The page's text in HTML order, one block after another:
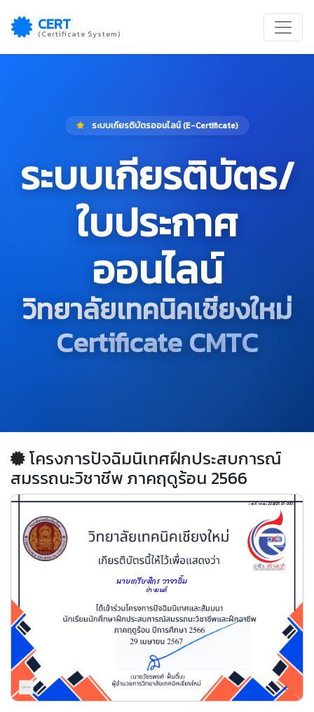
CERT
(Certificate System)
ระบบเกียรติบัตรออนไลน์ (E-Certificate)
ระบบเกียรติบัตร/
ใบประกาศ
ออนไลน์
วิทยาลัยเทคนิคเชียงใหม่
Certificate CMTC
โครงการปัจฉิมนิเทศฝึกประสบการณ์
สมรรถนะวิชาชีพ ภาคฤดูร้อน 2566
เลขที่ วทชม.228/2567-0001
นายเกรียงไกร วาจายิ้ม
ช่างยนต์
QR Code